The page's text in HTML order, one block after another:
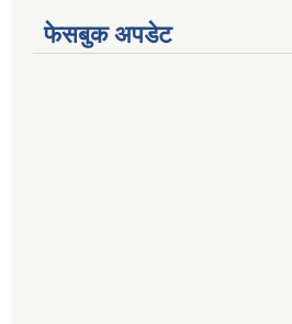
फेसबुक अपडेट